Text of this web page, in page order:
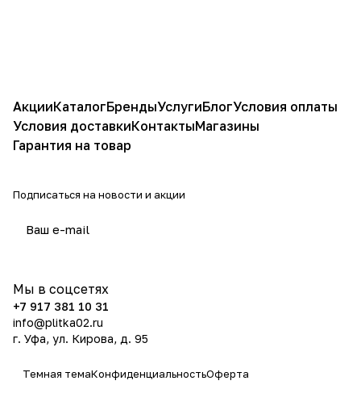
АкцииКаталогБрендыУслугиБлогУсловия оплаты
Условия доставкиКонтактыМагазины
Гарантия на товар
Подписаться на новости и акции
Мы в соцсетях
+7 917 381 10 31
info@plitka02.ru
г. Уфа, ул. Кирова, д. 95
Темная темаКонфиденциальностьОферта